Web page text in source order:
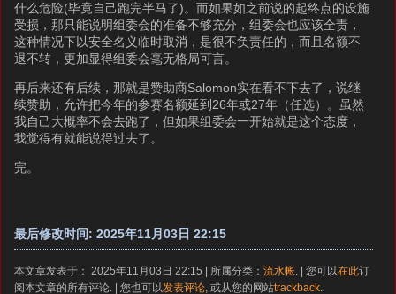
什么危险(毕竟自己跑完半马了)。而如果如之前说的起终点的设施
受损，那只能说明组委会的准备不够充分，组委会也应该全责，
这种情况下以安全名义临时取消，是很不负责任的，而且名额不
退不转，更加显得组委会毫无格局可言。
再后来还有后续，那就是赞助商Salomon实在看不下去了，说继
续赞助，允许把今年的参赛名额延到26年或27年（任选）。虽然
我自己大概率不会去跑了，但如果组委会一开始就是这个态度，
我觉得有就能说得过去了。
完。
最后修改时间: 2025年11月03日 22:15
本文章发表于： 2025年11月03日 22:15 | 所属分类：流水帐 . | 您可以在此订
阅本文章的所有评论. | 您也可以 发表评论 , 或从您的网站trackback